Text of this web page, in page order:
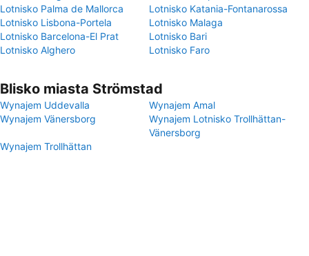
Lotnisko Palma de Mallorca
Lotnisko Katania-Fontanarossa
Lotnisko Lisbona-Portela
Lotnisko Malaga
Lotnisko Barcelona-El Prat
Lotnisko Bari
Lotnisko Alghero
Lotnisko Faro
Blisko miasta Strömstad
Wynajem Uddevalla
Wynajem Amal
Wynajem Vänersborg
Wynajem Lotnisko Trollhättan-
Vänersborg
Wynajem Trollhättan